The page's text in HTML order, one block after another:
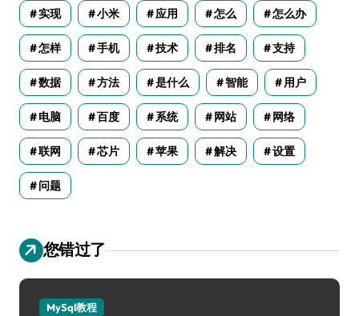
实现 小米 应用 怎么 怎么办
怎样 手机 技术 排名 支持
数据 方法 是什么 智能 用户
电脑 百度 系统 网站 网络
联网 芯片 苹果 解决 设置
问题
您错过了
MySql教程